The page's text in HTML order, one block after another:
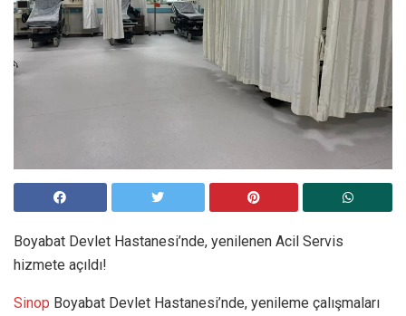
Boyabat Devlet Hastanesi’nde, yenilenen Acil Servis
hizmete açıldı!
Sinop Boyabat Devlet Hastanesi’nde, yenileme çalışmaları